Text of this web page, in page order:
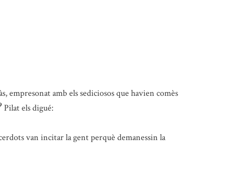
empresonat amb els sediciosos que havien comès
Pilat els digué:
van incitar la gent perquè demanessin la